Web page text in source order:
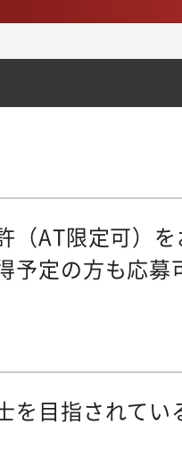
（AT限定可）
予定の方も応募
を目指されてい